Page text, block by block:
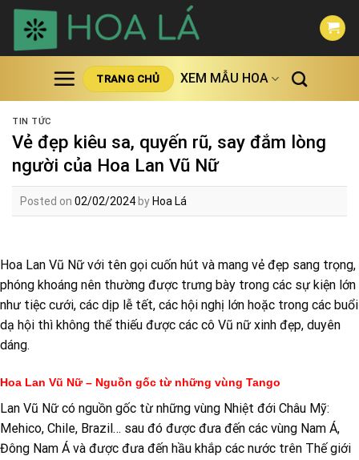
Skip
content
TRANG CHỦ XEM MẪU HOA
TIN TỨC
Vẻ đẹp kiêu sa, quyến rũ, say đắm lòng
người của Hoa Lan Vũ Nữ
Posted on 02/02/2024 by Hoa Lá
Hoa Lan Vũ Nữ với tên gọi cuốn hút và mang vẻ đẹp sang trọng,
phóng khoáng nên thường được trưng bày trong các sự kiện lớn
như tiệc cưới, các dịp lễ tết, các hội nghị lớn hoặc trong các buổi
dạ hội thì không thể thiếu được các cô Vũ nữ xinh đẹp, duyên
dáng.
Hoa Lan Vũ Nữ – Nguồn gốc từ những vùng Tango
Lan Vũ Nữ có nguồn gốc từ những vùng Nhiệt đới Châu Mỹ:
Mehico, Chile, Brazil… sau đó được đưa đến các vùng Nam Á,
Đông Nam Á và được đưa đến hầu khắp các nước trên Thế giới